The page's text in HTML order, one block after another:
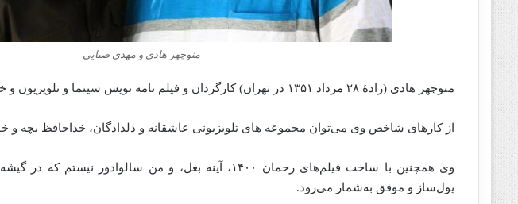
‌منوچهر هادی و مهدی صبایی
منوچهر هادی (زادهٔ ۲۸ مرداد ۱۳۵۱ در تهران) کارگردان و فیلم‌ نامه‌ نویس سینما و تلویزیون و خوانندۀ ایرانی است.
از کارهای شاخص وی می‌توان مجموعه‌ های تلویزیونی عاشقانه و دلدادگان، خداحافظ بچه و
وی همچنین با ساخت فیلم‌های رحمان ۱۴۰۰، آینه بغل، و من
پول‌ساز و موفق به‌شمار می‌رود.